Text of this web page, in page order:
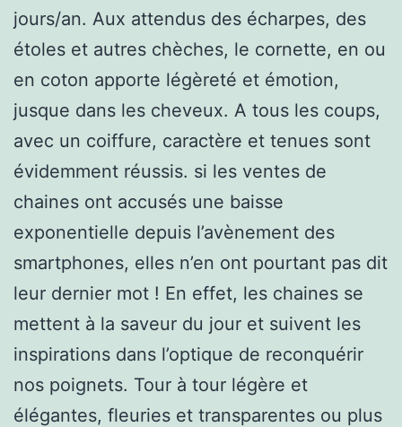
jours/an. Aux attendus des écharpes, des
étoles et autres chèches, le cornette, en ou
en coton apporte légèreté et émotion,
jusque dans les cheveux. A tous les coups,
avec un coiffure, caractère et tenues sont
évidemment réussis. si les ventes de
chaines ont accusés une baisse
exponentielle depuis l’avènement des
smartphones, elles n’en ont pourtant pas dit
leur dernier mot ! En effet, les chaines se
mettent à la saveur du jour et suivent les
inspirations dans l’optique de reconquérir
nos poignets. Tour à tour légère et
élégantes, fleuries et transparentes ou plus